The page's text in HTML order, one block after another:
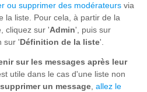
ou supprimer des modérateurs via
la liste. Pour cela, à partir de la
cliquez sur 'Admin', puis sur
sur 'Définition de la liste'.
sur les messages après leur
utile dans le cas d'une liste non
supprimer un message, allez le